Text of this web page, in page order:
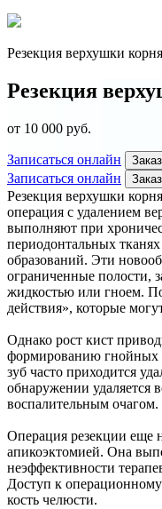
Резекция верхушки
Резекция
от 10 000 руб.
Записаться онлайн
Записаться онлайн
Резекция верхушки
операция с удалением
выполняют при
периодонтальных
образований. Эти
ограниченные полости,
жидкостью или гноем.
действия», которые
Однако рост кист
формированию гнойных
зуб часто приходится
обнаружении удаляется
воспалительным очагом.
Операция резекции еще
апикоэктомией. Она
неэффективности
Доступ к
кость челюсти.